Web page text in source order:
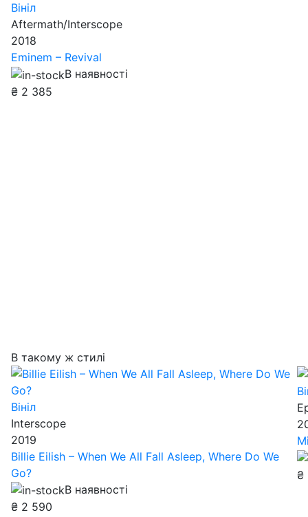
Вініл
Aftermath/Interscope
2018
Eminem – Revival
В наявності
₴ 2 385
В такому ж стилі
Вініл
Interscope
2019
Billie Eilish – When We All Fall Asleep, Where Do We
Go?
В наявності
₴ 2 590
₴